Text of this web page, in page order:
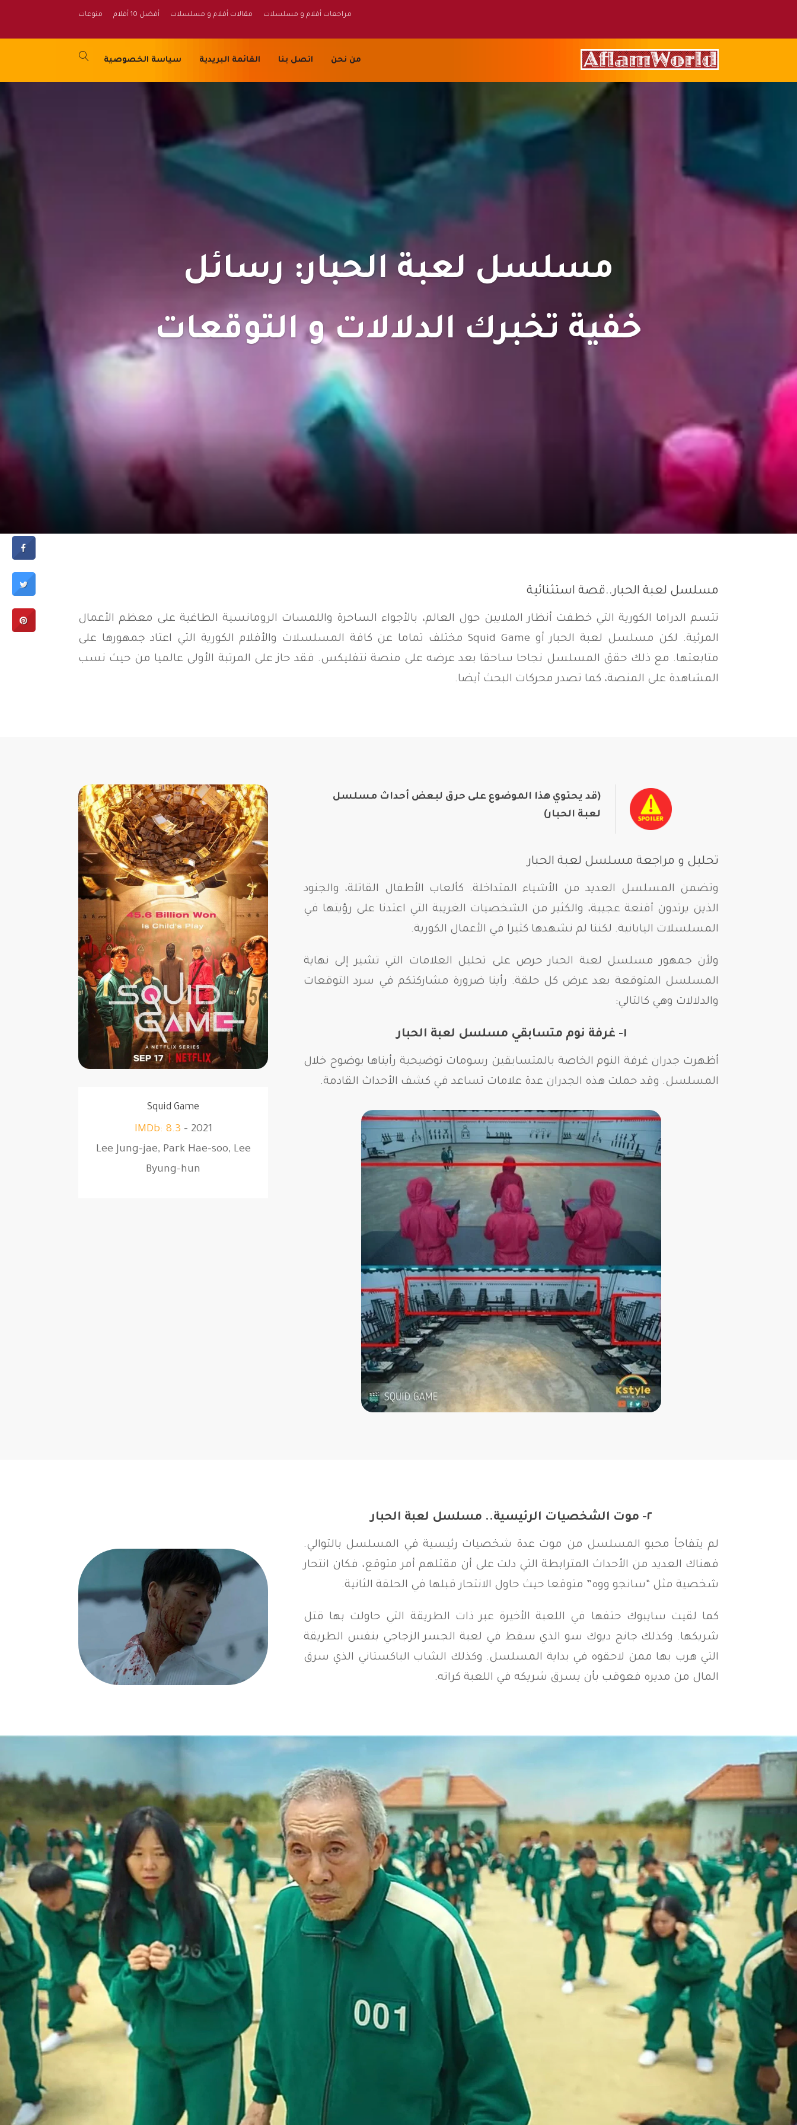
مراجعات أفلام و مسلسلات مقالات أفلام و مسلسلات أفضل 10 أفلام منوعات
من نحن اتصل بنا القائمة البريدية سياسة الخصوصية
مسلسل لعبة الحبار: رسائل
خفية تخبرك الدلالات و التوقعات
مسلسل لعبة الحبار..قصة استثنائية
تتسم الدراما الكورية التي خطفت أنظار الملايين حول العالم، بالأجواء الساحرة واللمسات الرومانسية الطاغية على معظم الأعمال
المرئية. لكن مسلسل لعبة الحبار أو Squid Game مختلف تماما عن كافة المسلسلات والأفلام الكورية التي اعتاد جمهورها على
متابعتها. مع ذلك حقق المسلسل نجاحا ساحقا بعد عرضه على منصة نتفليكس. فقد حاز على المرتبة الأولى عالميا من حيث نسب
المشاهدة على المنصة، كما تصدر محركات البحث أيضا.
(قد يحتوي هذا الموضوع على حرق لبعض أحداث مسلسل
لعبة الحبار)
تحليل و مراجعة مسلسل لعبة الحبار
وتضمن المسلسل العديد من الأشياء المتداخلة. كألعاب الأطفال القاتلة، والجنود
الذين يرتدون أقنعة عجيبة، والكثير من الشخصيات الغريبة التي اعتدنا على رؤيتها في
المسلسلات اليابانية. لكننا لم نشهدها كثيرا في الأعمال الكورية.
ولأن جمهور مسلسل لعبة الحبار حرص على تحليل العلامات التي تشير إلى نهاية
المسلسل المتوقعة بعد عرض كل حلقة. رأينا ضرورة مشاركتكم في سرد التوقعات
والدلالات وهي كالتالي:
١- غرفة نوم متسابقي مسلسل لعبة الحبار
أظهرت جدران غرفة النوم الخاصة بالمتسابقين رسومات توضيحية رأيناها بوضوح خلال
المسلسل. وقد حملت هذه الجدران عدة علامات تساعد في كشف الأحداث القادمة.
Squid Game
IMDb: 8.3 – 2021
Lee Jung-jae, Park Hae-soo, Lee
Byung-hun
٢- موت الشخصيات الرئيسية.. مسلسل لعبة الحبار
لم يتفاجأ محبو المسلسل من موت عدة شخصيات رئيسية في المسلسل بالتوالي.
فهناك العديد من الأحداث المترابطة التي دلت على أن مقتلهم أمر متوقع، فكان انتحار
شخصية مثل “سانجو ووه” متوقعا ‏حيث حاول الانتحار قبلها في الحلقة الثانية.
كما لقيت سايبوك حتفها في اللعبة الأخيرة عبر ذات الطريقة ‏التي حاولت بها قتل
شريكها. وكذلك جانج ديوك سو الذي سقط في لعبة الجسر الزجاجي بنفس الطريقة
التي هرب بها ممن لاحقوه في بداية المسلسل. وكذلك الشاب الباكستاني الذي سرق
المال من مديره فعوقب بأن يسرق ‏شريكه في اللعبة كراته.